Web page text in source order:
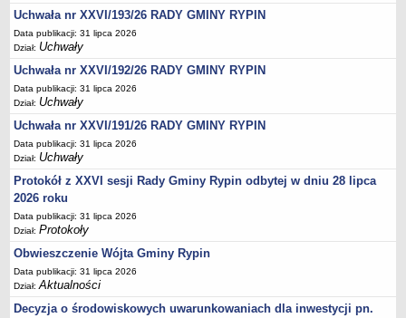
Galeria
Raporty o stanie dostępności
Wnioski
Struktura organizacyjna
Rada gminy
Wójt
Urząd gminy
Jednostki organizacyjne, GOPS, Instytucja kultury, OSP
Jednostki pomocnicze - sołectwa
Plan pracy komisji rewizyjnej
Sesje Rady Gminy Rypin
PRAWO LOKALNE
Statut
Uchwała nr XXVI/193/26 RADY GMINY RYPIN
Data publikacji: 31 lipca 2026
Dział: Uchwały
Uchwała nr XXVI/192/26 RADY GMINY RYPIN
Data publikacji: 31 lipca 2026
Dział: Uchwały
Uchwała nr XXVI/191/26 RADY GMINY RYPIN
Data publikacji: 31 lipca 2026
Dział: Uchwały
Protokół z XXVI sesji Rady Gminy Rypin odbytej w dniu 28 lipca
2026 roku
Data publikacji: 31 lipca 2026
Dział:Protokoły
Obwieszczenie Wójta Gminy Rypin
Data publikacji: 31 lipca 2026
Dział:Aktualności
Decyzja o środowiskowych uwarunkowaniach dla inwestycji pn.